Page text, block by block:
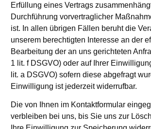
Erfüllung eines Vertrags
Durchführung vorvertraglicher
ist. In allen übrigen Fällen beruht die
unserem berechtigten Interesse an der
Bearbeitung der an uns gerichteten
1 lit. f DSGVO) oder auf Ihrer
lit. a DSGVO) sofern diese abgefragt
Einwilligung ist jederzeit widerrufbar.
Die von Ihnen im Kontaktformular
verbleiben bei uns, bis Sie uns zur